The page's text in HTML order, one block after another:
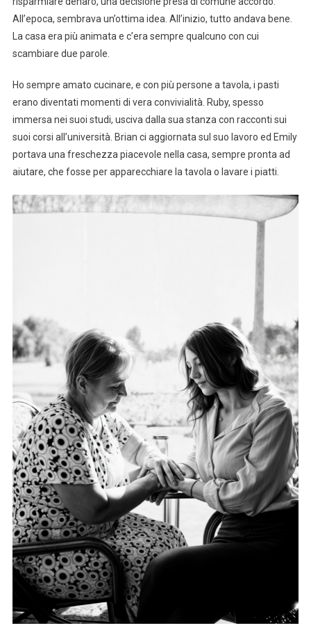
All’epoca, sembrava un’ottima idea. All’inizio, tutto andava bene.
La casa era più animata e c’era sempre qualcuno con cui
scambiare due parole.
Ho sempre amato cucinare, e con più persone a tavola, i pasti
erano diventati momenti di vera convivialità. Ruby, spesso
immersa nei suoi studi, usciva dalla sua stanza con racconti sui
suoi corsi all’università. Brian ci aggiornata sul suo lavoro ed Emily
portava una freschezza piacevole nella casa, sempre pronta ad
aiutare, che fosse per apparecchiare la tavola o lavare i piatti.